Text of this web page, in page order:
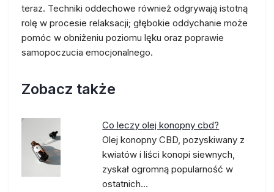
teraz. Techniki oddechowe również odgrywają istotną
rolę w procesie relaksacji; głębokie oddychanie może
pomóc w obniżeniu poziomu lęku oraz poprawie
samopoczucia emocjonalnego.
Zobacz także
Co leczy olej konopny cbd?
Olej konopny CBD, pozyskiwany z
kwiatów i liści konopi siewnych,
zyskał ogromną popularność w
ostatnich…